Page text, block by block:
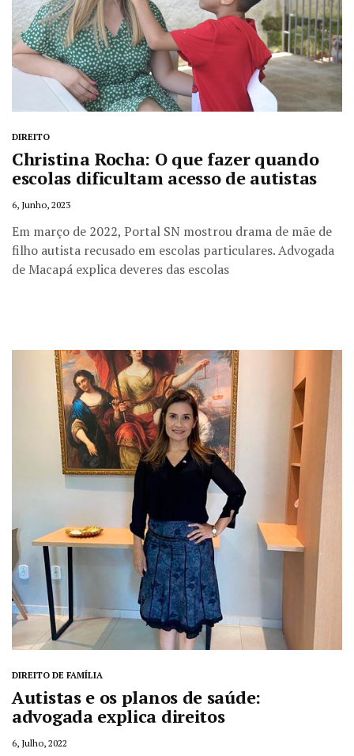
DIREITO
Christina Rocha: O que fazer quando
escolas dificultam acesso de autistas
6, Junho, 2023
Em março de 2022, Portal SN mostrou drama de mãe de
filho autista recusado em escolas particulares. Advogada
de Macapá explica deveres das escolas
DIREITO DE FAMÍLIA
Autistas e os planos de saúde:
advogada explica direitos
6, Julho, 2022